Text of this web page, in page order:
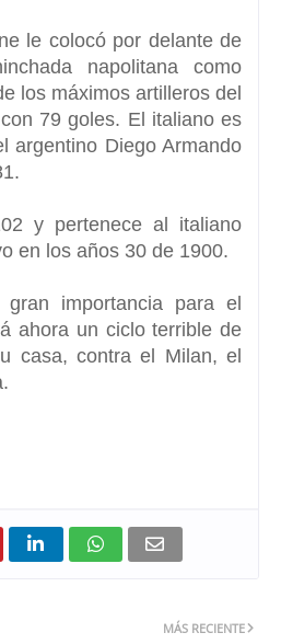
le colocó por delante de
napolitana como
los máximos artilleros del
79 goles. El italiano es
argentino Diego Armando
y pertenece al italiano
en los años 30 de 1900.
importancia para el
ahora un ciclo terrible de
casa, contra el Milan, el
MÁS RECIENTE